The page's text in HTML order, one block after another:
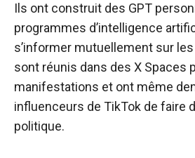
Ils ont construit des GPT
programmes d’intelligence
s’informer mutuellement sur
sont réunis dans des X Spaces
manifestations et ont même
influenceurs de TikTok de faire
politique.